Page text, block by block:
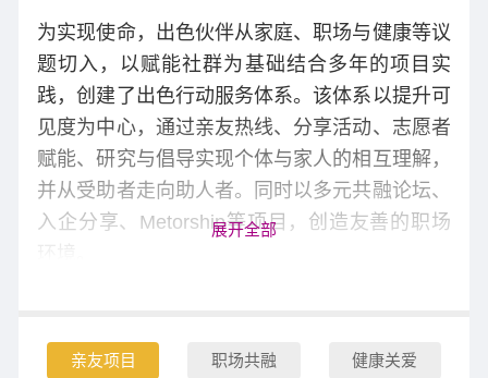
为实现使命，出色伙伴从家庭、职场与健康等议
题切入，以赋能社群为基础结合多年的项目实
践，创建了出色行动服务体系。该体系以提升可
见度为中心，通过亲友热线、分享活动、志愿者
赋能、研究与倡导实现个体与家人的相互理解，
并从受助者走向助人者。同时以多元共融论坛、
入企分享、Metorship等项目，创造友善的职场
展开全部
亲友项目 职场共融 健康关爱